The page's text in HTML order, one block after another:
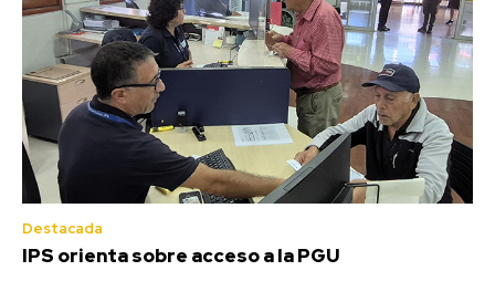
Destacada
IPS orienta sobre acceso a la PGU